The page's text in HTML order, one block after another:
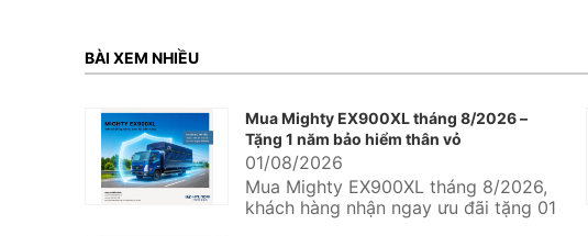
BÀI XEM NHIỀU
Mua Mighty EX900XL tháng 8/2026 –
Tặng 1 năm bảo hiểm thân vỏ
01/08/2026
Mua Mighty EX900XL tháng 8/2026,
khách hàng nhận ngay ưu đãi tặng 01